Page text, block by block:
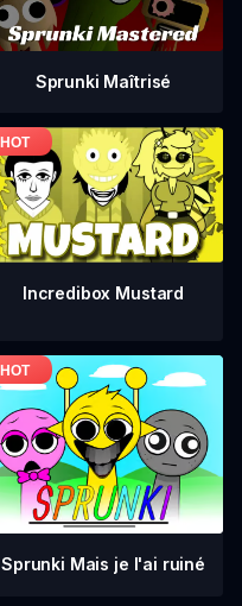
Sprunki Maîtrisé
Incredibox Mustard
Sprunki Mais je l'ai ruiné